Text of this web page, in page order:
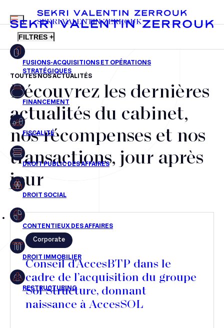
FR EN
MENU
SEKRI VALENTIN ZERROUK
FILTRES +
Fusions-acquisitions et opérations stratégiques
Financement
Fiscalité
Droit public des affaires
Droit social
Droit immobilier
Restructuring
Article
TOUTES NOS ACTUALITÉS
Découvrez les dernières
actualités du cabinet,
nos récompenses et nos
transactions, jour après
jour
Corporate
Conseil d'AccesBTP dans le
cadre de l’acquisition du groupe
Sol Structure, donnant
naissance à AccesSOL